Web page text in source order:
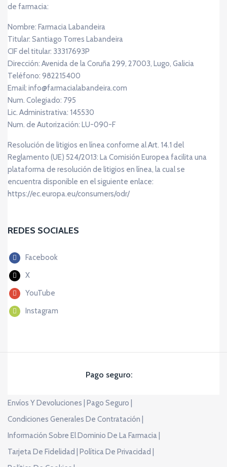
de farmacia:
Nombre: Farmacia Labandeira
Titular: Santiago Torres Labandeira
CIF del titular: 33317693P
Dirección: Avenida de la Coruña 299, 27003, Lugo, Galicia
Teléfono: 982215400
Email: info@farmacialabandeira.com
Num. Colegiado: 795
Lic. Administrativa: 145530
Num. de Autorización: LU-090-F
Resolución de litigios en línea conforme al Art. 14.1 del
Reglamento (UE) 524/2013: La Comisión Europea facilita una
plataforma de resolución de litigios en línea, la cual se
encuentra disponible en el siguiente enlace:
https://ec.europa.eu/consumers/odr/
REDES SOCIALES
Facebook
X
YouTube
Instagram
Pago seguro:
Envíos Y Devoluciones | Pago Seguro |
Condiciones Generales De Contratación |
Información Sobre El Dominio De La Farmacia |
Tarjeta De Fidelidad |
Política De Privacidad |